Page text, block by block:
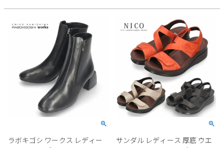
ラボキゴシ ワークス レディー
サンダル レディース 厚底 ウエ